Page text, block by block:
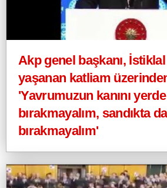
Akp genel başkanı,
yaşanan katliam
'Yavrumuzun kanını yerde
bırakmayalım, sandıkta da
bırakmayalım'